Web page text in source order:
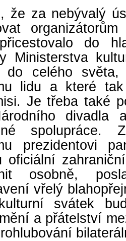
že za nebývalý
do
Ministerstva
do celého
lidu a které
Je třeba také
divadla
spolupráce.
prezidentovi
oficiální
osobně,
vřelý
svátek
a přátelství